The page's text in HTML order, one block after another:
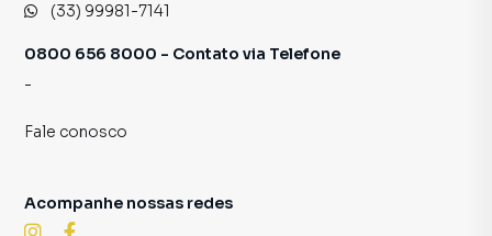
(33) 99981-7141
0800 656 8000 - Contato via Telefone
-
Fale conosco
Acompanhe nossas redes